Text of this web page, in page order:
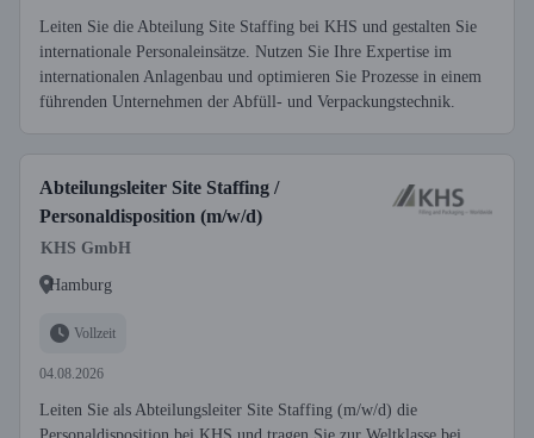
Leiten Sie die Abteilung Site Staffing bei KHS und gestalten Sie
internationale Personaleinsätze. Nutzen Sie Ihre Expertise im
internationalen Anlagenbau und optimieren Sie Prozesse in einem
führenden Unternehmen der Abfüll- und Verpackungstechnik.
Abteilungsleiter Site Staffing /
Personaldisposition (m/w/d)
KHS GmbH
Hamburg
Vollzeit
04.08.2026
Leiten Sie als Abteilungsleiter Site Staffing (m/w/d) die